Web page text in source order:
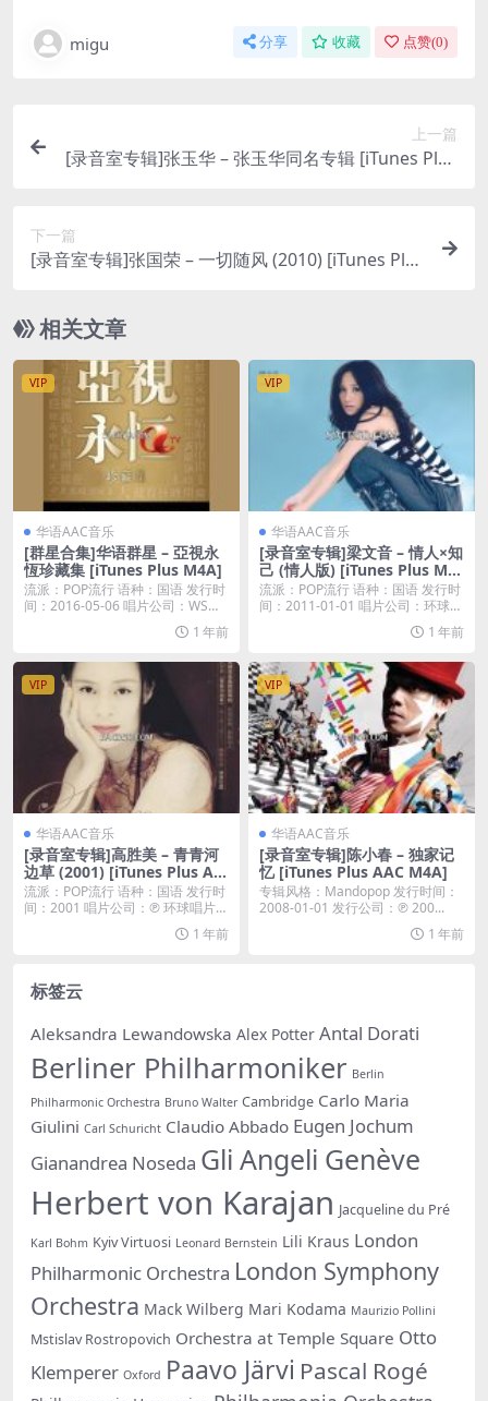
migu 分享 收藏 点赞(0)
上一篇
[录音室专辑]张玉华 – 张玉华同名专辑 [iTunes Plus
下一篇
[录音室专辑]张国荣 – 一切随风 (2010) [iTunes Plus
相关文章
VIP
华语AAC音乐
[群星合集]华语群星 – 亞視永
恆珍藏集 [iTunes Plus M4A]
流派：POP流行 语种：国语 发行时
间：2016-05-06 唱片公司：WSM
1 年前
VIP
华语AAC音乐
[录音室专辑]梁文音 – 情人×知
己 (情人版) [iTunes Plus M4
A]
流派：POP流行 语种：国语 发行时
间：2011-01-01 唱片公司：环球唱
1 年前
VIP
华语AAC音乐
[录音室专辑]高胜美 – 青青河
边草 (2001) [iTunes Plus AA
C M4A]
流派：POP流行 语种：国语 发行时
间：2001 唱片公司：℗ 环球唱片有
1 年前
VIP
华语AAC音乐
[录音室专辑]陈小春 – 独家记
忆 [iTunes Plus AAC M4A]
专辑风格：Mandopop 发行时间：
2008-01-01 发行公司：℗ 200...
1 年前
标签云
Aleksandra Lewandowska Alex Potter Antal Dorati
Berliner Philharmoniker Berlin
Philharmonic Orchestra Bruno Walter Cambridge Carlo Maria
Giulini Carl Schuricht Claudio Abbado Eugen Jochum
Gianandrea Noseda Gli Angeli Genève
Herbert von Karajan Jacqueline du Pré
Karl Bohm Kyiv Virtuosi Leonard Bernstein Lili Kraus London
Philharmonic Orchestra London Symphony
Orchestra Mack Wilberg Mari Kodama Maurizio Pollini
Mstislav Rostropovich Orchestra at Temple Square Otto
Klemperer Oxford Paavo Järvi Pascal Rogé